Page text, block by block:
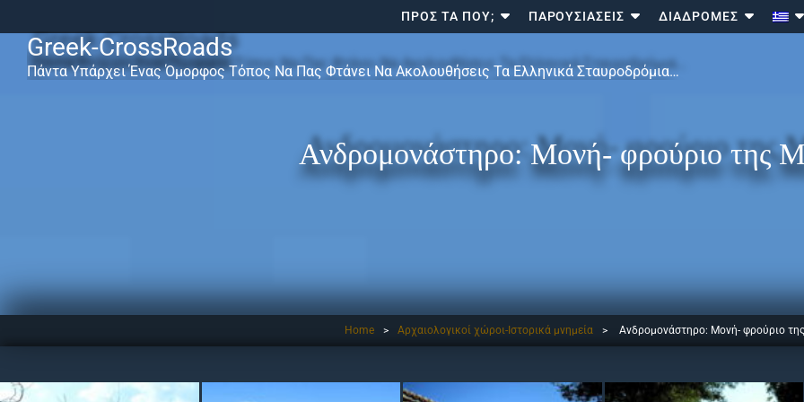
Greek-CrossRoads
Πάντα Υπάρχει Ένας Όμορφος Τόπος Να Πας Φτάνει Να Ακολουθήσεις Τα Ελληνικά Σταυροδρόμια…
ΠΡΟΣ ΤΑ ΠΟΎ; ΠΑΡΟΥΣΙΆΣΕΙΣ ΔΙΑΔΡΟΜΈΣ
Ανδρομονάστηρο: Μονή- φρούριο της
Home > Αρχαιολογικοί χώροι-Ιστορικά μνημεία > Ανδρομονάστηρο: Μονή- φρούριο